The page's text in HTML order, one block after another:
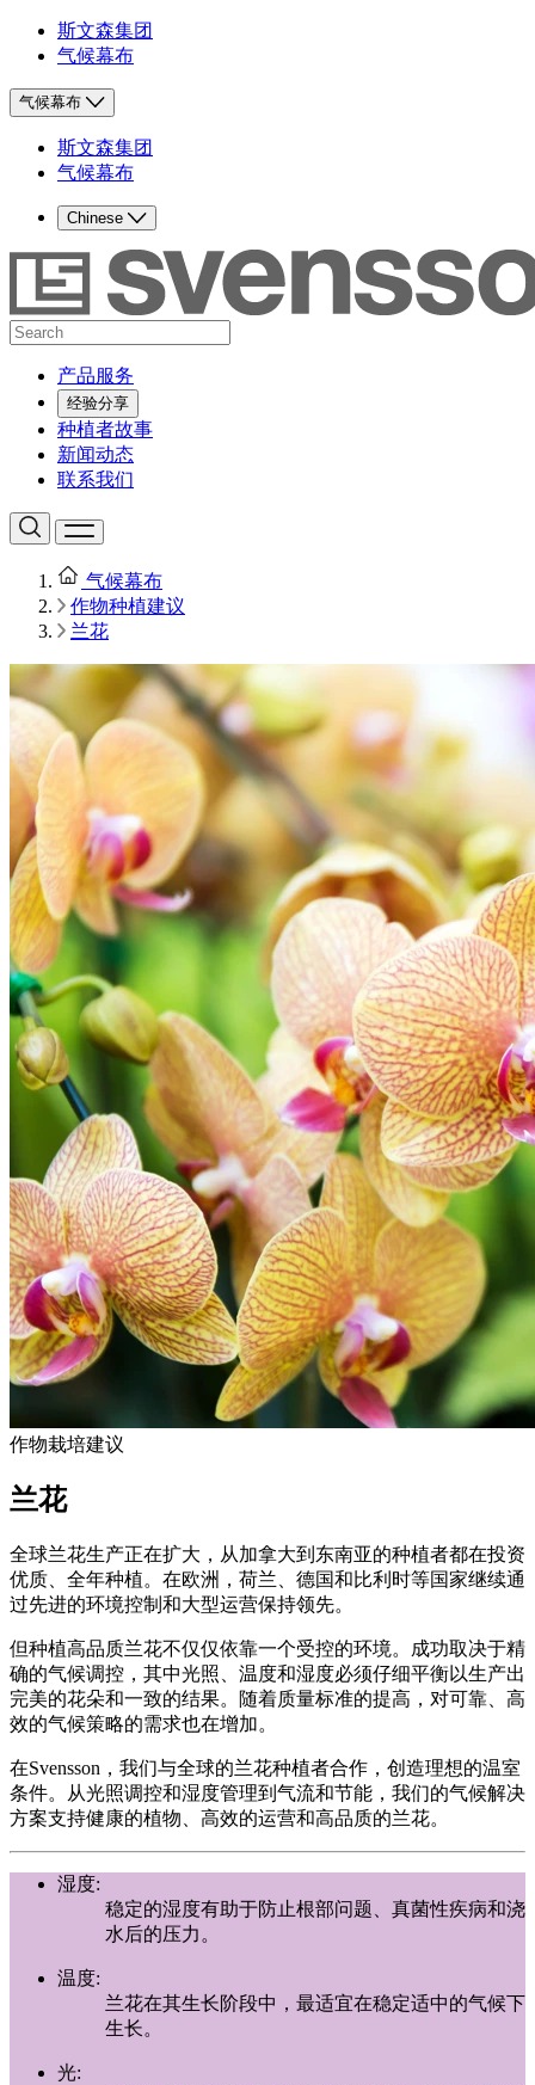
斯文森集团
气候幕布
气候幕布
斯文森集团
气候幕布
Chinese
产品服务
经验分享
种植者故事
新闻动态
联系我们
气候幕布
作物种植建议
兰花
作物栽培建议
兰花
全球兰花生产正在扩大，从加拿大到东南亚的种植者都在投资
优质、全年种植。在欧洲，荷兰、德国和比利时等国家继续通
过先进的环境控制和大型运营保持领先。
但种植高品质兰花不仅仅依靠一个受控的环境。成功取决于精
确的气候调控，其中光照、温度和湿度必须仔细平衡以生产出
完美的花朵和一致的结果。随着质量标准的提高，对可靠、高
效的气候策略的需求也在增加。
在Svensson，我们与全球的兰花种植者合作，创造理想的温室
条件。从光照调控和湿度管理到气流和节能，我们的气候解决
方案支持健康的植物、高效的运营和高品质的兰花。
湿度:
稳定的湿度有助于防止根部问题、真菌性疾病和浇
水后的压力。
温度:
兰花在其生长阶段中，最适宜在稳定适中的气候下
生长。
光: